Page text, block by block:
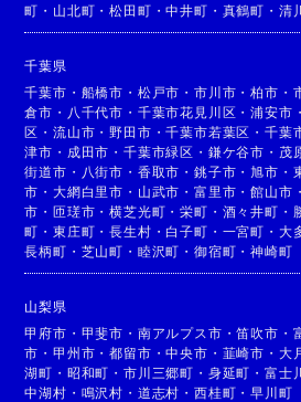
町 ・ 山北町 ・松田町 ・中井町 ・ 真鶴町 ・ 清
千葉県
千葉市 ・ 船橋市 ・ 松戸市 ・市川市 ・柏市 ・
倉市 ・ 八千代市 ・ 千葉市花見川区 ・浦安市
区 ・流山市 ・野田市 ・千葉市若葉区 ・千葉
津市 ・ 成田市 ・千葉市緑区 ・ 鎌ケ谷市 ・ 茂
街道市 ・ 八街市 ・ 香取市 ・銚子市 ・旭市 ・
市 ・大網白里市 ・ 山武市 ・富里市 ・館山市 ・
市 ・匝瑳市 ・横芝光町 ・栄町 ・ 酒々井町 ・
町 ・東庄町 ・長生村 ・ 白子町 ・ 一宮町 ・ 大
長柄町 ・ 芝山町 ・ 睦沢町 ・御宿町 ・神崎町
山梨県
甲府市 ・ 甲斐市 ・ 南アルプス市 ・笛吹市 ・
市 ・甲州市 ・都留市 ・中央市 ・ 韮崎市 ・ 大
湖町 ・ 昭和町 ・市川三郷町 ・ 身延町 ・富士
中湖村 ・ 鳴沢村 ・ 道志村 ・西桂町 ・早川町